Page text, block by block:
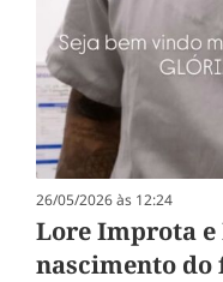
26/05/2026 às 12:24
Lore Improta e
nascimento do